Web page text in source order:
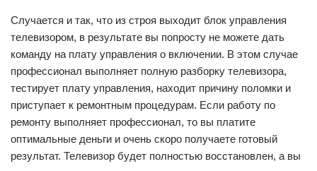
Случается и так, что из строя выходит блок управления
телевизором, в результате вы попросту не можете дать
команду на плату управления о включении. В этом случае
профессионал выполняет полную разборку телевизора,
тестирует плату управления, находит причину поломки и
приступает к ремонтным процедурам. Если работу по
ремонту выполняет профессионал, то вы платите
оптимальные деньги и очень скоро получаете готовый
результат. Телевизор будет полностью восстановлен, а вы